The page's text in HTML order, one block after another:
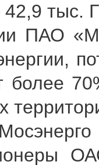
тыс.
ПАО
более